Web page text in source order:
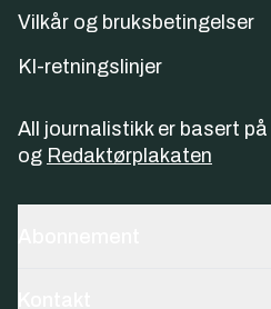
Vilkår og bruksbetingelser
KI-retningslinjer
All journalistikk er basert på
og Redaktørplakaten